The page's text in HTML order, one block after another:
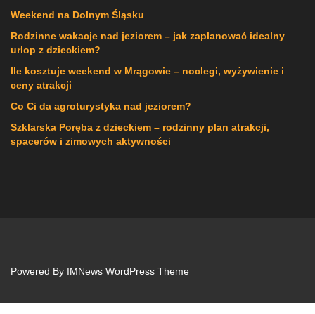
Weekend na Dolnym Śląsku
Rodzinne wakacje nad jeziorem – jak zaplanować idealny
urlop z dzieckiem?
Ile kosztuje weekend w Mrągowie – noclegi, wyżywienie i
ceny atrakcji
Co Ci da agroturystyka nad jeziorem?
Szklarska Poręba z dzieckiem – rodzinny plan atrakcji,
spacerów i zimowych aktywności
Powered By IMNews WordPress Theme